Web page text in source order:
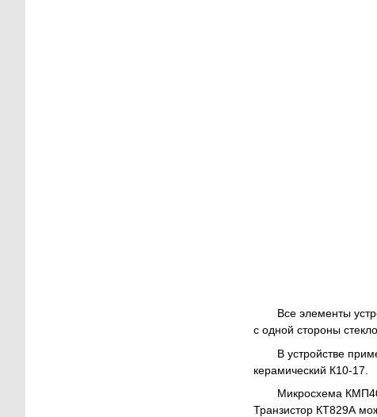
Все элементы
с одной стороны
В устройстве
керамический К10-17.
Микросхема
Транзистор КТ829А